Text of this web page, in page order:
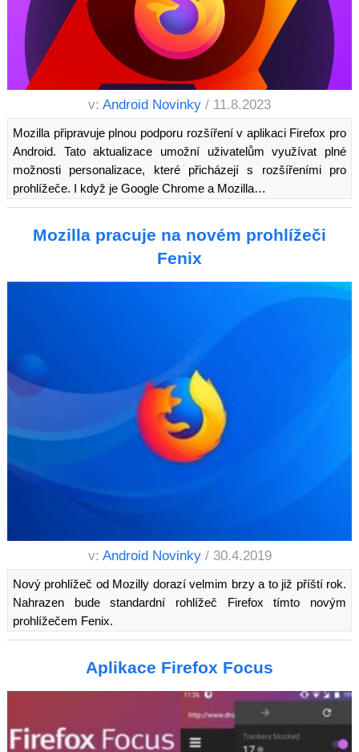
v: Android Novinky / 11.8.2023
Mozilla připravuje plnou podporu rozšíření v aplikaci Firefox pro
Android. Tato aktualizace umožní uživatelům využívat plné
možnosti personalizace, které přicházejí s rozšířeními pro
prohlížeče. I když je Google Chrome a Mozilla…
Mozilla pracuje na novém prohlížeči
Fenix
v: Android Novinky / 30.4.2019
Nový prohlížeč od Mozilly dorazí velmim brzy a to již příští rok.
Nahrazen bude standardní rohlížeč Firefox tímto novým
prohlížečem Fenix.
Aplikace Firefox Focus